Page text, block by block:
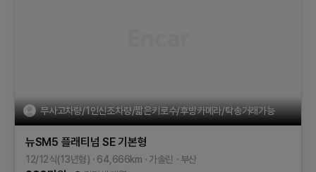
무사고차량/1인신조차량/짧은키로수/후방카메라/탁송거래가능
뉴SM5 플래티넘 SE기본형
12/12식(13년형) 64,666km 가솔린 부산